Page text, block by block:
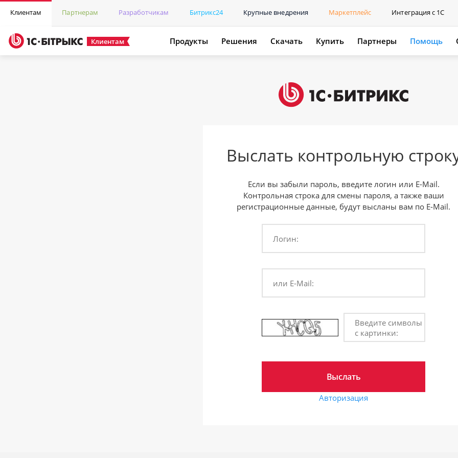
Клиентам Партнерам Разработчикам Битрикс24 Крупные внедрения Маркетплейс Интеграция с 1С
Клиентам Продукты Решения Скачать Купить Партнеры Помощь
Выслать контрольную
Если вы забыли пароль, введите логин или E-Mail.
Контрольная строка для смены пароля, а также ваши
регистрационные данные, будут высланы вам по E-Mail.
Логин:
или E-Mail:
Введите символы
с картинки:
Авторизация